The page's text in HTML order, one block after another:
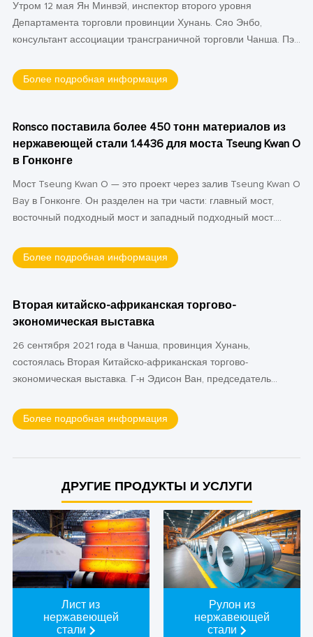
Утром 12 мая Ян Минвэй, инспектор второго уровня
Департамента торговли провинции Хунань. Сяо Энбо,
консультант ассоциации трансграничной торговли Чанша. Пэн
приграничной торговли. Линь Хайин, исполнительный
заместитель генерального директора Hunan Caisheng
в Ronsco для расследования и рекомендаций.
Более подробная информация
Ronsco поставила более 450 тонн материалов из
нержавеющей стали 1.4436 для моста Tseung Kwan O
в Гонконге
Мост Tseung Kwan O — это проект через залив Tseung Kwan O
Bay в Гонконге. Он разделен на три части: главный мост,
восточный подходный мост и западный подходный мост.
ограждения моста Tseung Kwan O на двух участках тендера, в
том числе более 450 тонн высококачественных пластин из
стали.
Более подробная информация
Вторая китайско-африканская торгово-
экономическая выставка
26 сентября 2021 года в Чанша, провинция Хунань,
состоялась Вторая Китайско-африканская торгово-
экономическая выставка. Г-н Эдисон Ван, председатель
участие в выставке и выступить с речью на Форуме
инфраструктурного сотрудничества.
Более подробная информация
ДРУГИЕ ПРОДУКТЫ И УСЛУГИ
Лист из
нержавеющей
стали
Рулон из
нержавеющей
стали